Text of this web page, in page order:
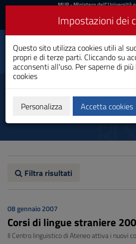
Vai
al
navigazione
sito
Footer
MIUR
Accedi
MUR- Ministero dell'Università e
Accedi UniCA
Toggle
navigation
Università degli
Studi di Cagliari
Notizie
Filtra risultati
08 gennaio 2007
Corsi di lingue straniere
Il Centro linguistico di Ateneo attiva i nuovi
Impostazioni dei
Questo sito utilizza cookies utili al
propri e di terze parti. Cliccando su
acconsenti all'uso. Per saperne di più
cookies
Personalizza Accetta cookies